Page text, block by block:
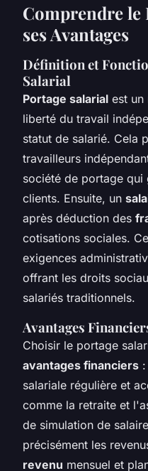
Comprendre le
ses Avantages
Définition et
Salarial
Portage salarial est un
liberté du travail
statut de salarié. Cela
travailleurs
société de portage
clients. Ensuite, un
après déduction des
cotisations sociales.
exigences
offrant les droits
salariés traditionnels.
Avantages
Choisir le portage
avantages financiers
salariale régulière et
comme la retraite et
de simulation de
précisément les
revenu mensuel et